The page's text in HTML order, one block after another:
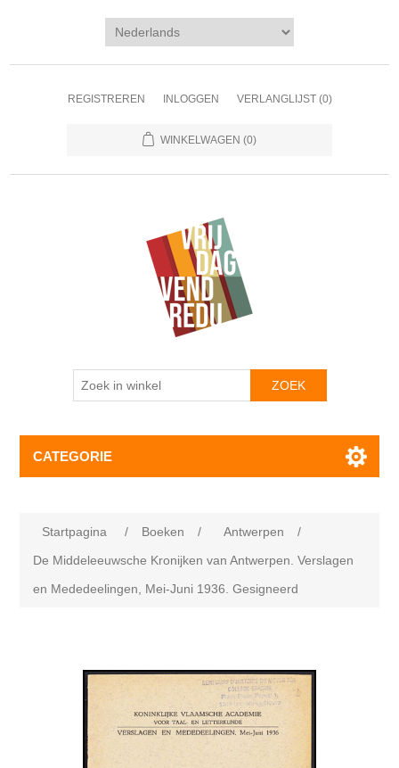
REGISTREREN INLOGGEN VERLANGLIJST (0)
WINKELWAGEN (0)
CATEGORIE
Startpagina / Boeken / Antwerpen
/
De Middeleeuwsche Kronijken van Antwerpen. Verslagen
en Mededeelingen, Mei-Juni 1936. Gesigneerd